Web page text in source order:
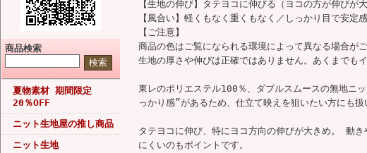
商品検索
夏物素材 期間限定
20％OFF
ニット生地屋の推し商品
ニット生地
【生地の伸び】タテヨコに伸びる（ヨコの方が伸びが大
【風合い】軽くもなく重くもなく／しっかり目で安定
【ご注意】
商品の色はご覧になられる環境によって異なる場合がご
生地の厚さや伸びは正確ではありません。あくまでも
東レのポリエステル100％、ダブルスムースの無地ニ
っかり感”があるため、仕立て映えを狙いたい方にも扱
タテヨコに伸び、特にヨコ方向の伸びが大きめ。 動
にくいのもポイントです。